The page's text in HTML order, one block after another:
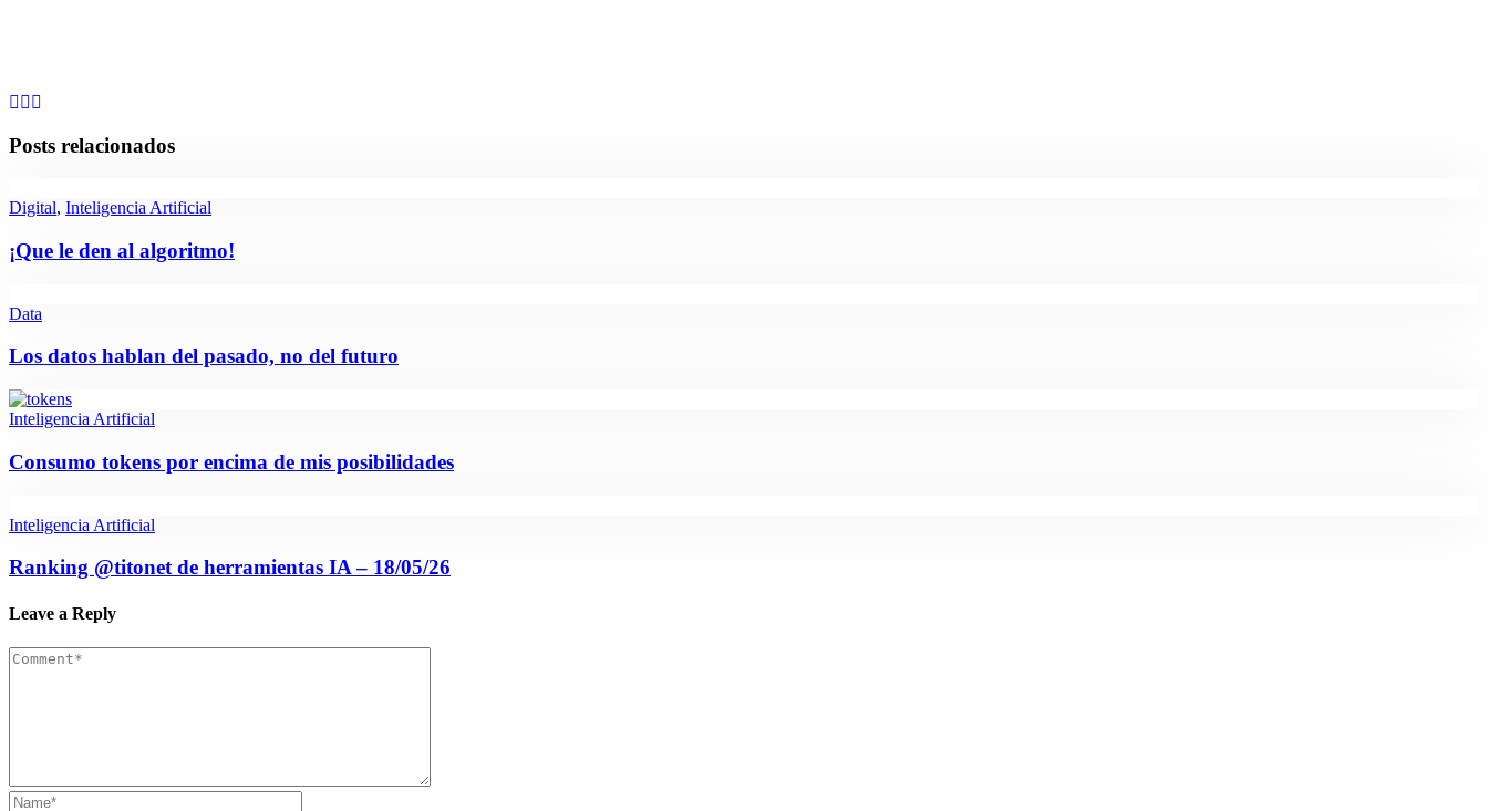
Posts relacionados
Digital, Inteligencia Artificial
¡Que le den al algoritmo!
Data
Los datos hablan del pasado, no del futuro
Inteligencia Artificial
Consumo tokens por encima de mis posibilidades
Inteligencia Artificial
Ranking @titonet de herramientas IA – 18/05/26
Leave a Reply